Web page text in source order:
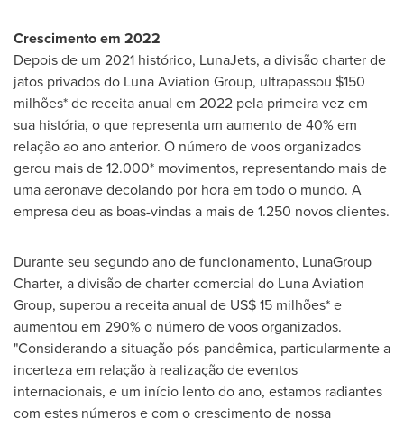
Crescimento em 2022
Depois de um 2021 histórico, LunaJets, a divisão charter de
jatos privados do Luna Aviation Group, ultrapassou $150
milhões* de receita anual em 2022 pela primeira vez em
sua história, o que representa um aumento de 40% em
relação ao ano anterior. O número de voos organizados
gerou mais de 12.000* movimentos, representando mais de
uma aeronave decolando por hora em todo o mundo. A
empresa deu as boas-vindas a mais de 1.250 novos clientes.
Durante seu segundo ano de funcionamento, LunaGroup
Charter, a divisão de charter comercial do Luna Aviation
Group, superou a receita anual de US$ 15 milhões* e
aumentou em 290% o número de voos organizados.
"Considerando a situação pós-pandêmica, particularmente a
incerteza em relação à realização de eventos
internacionais, e um início lento do ano, estamos radiantes
com estes números e com o crescimento de nossa